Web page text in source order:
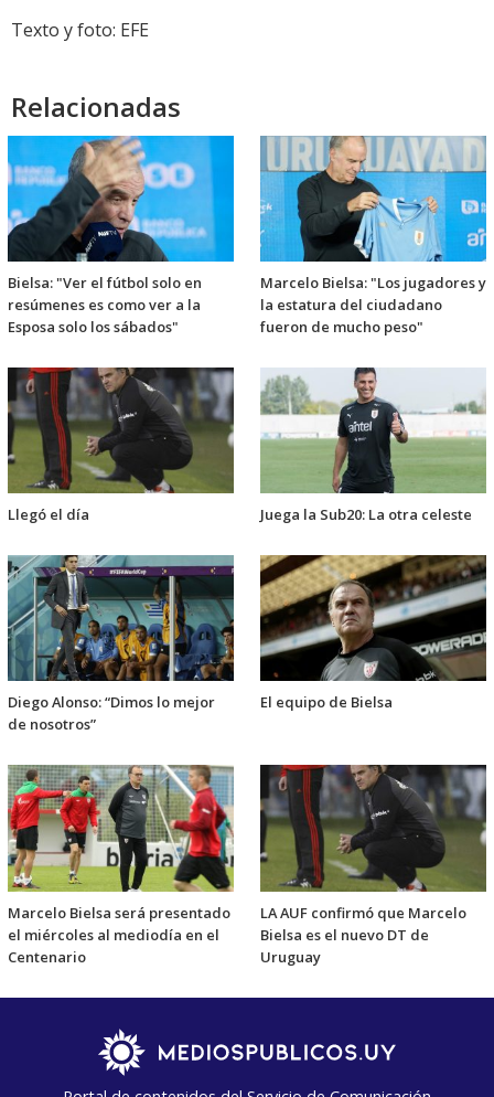
Texto y foto: EFE
Relacionadas
Bielsa: "Ver el fútbol solo en
resúmenes es como ver a la
Esposa solo los sábados"
Marcelo Bielsa: "Los jugadores y
la estatura del ciudadano
fueron de mucho peso"
Llegó el día Juega la Sub20: La otra celeste
Diego Alonso: “Dimos lo mejor
de nosotros”
El equipo de Bielsa
Marcelo Bielsa será presentado
el miércoles al mediodía en el
Centenario
LA AUF confirmó que Marcelo
Bielsa es el nuevo DT de
Uruguay